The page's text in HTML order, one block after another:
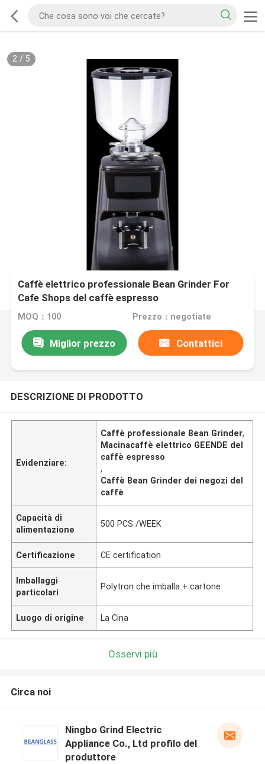
2/ 5
Caffè elettrico professionale Bean Grinder For
Cafe Shops del caffè espresso
MOQ：100 Prezzo：negotiate
Miglior prezzo Contattici
DESCRIZIONE DI PRODOTTO
Evidenziare:
Caffè professionale Bean Grinder,
Macinacaffè elettrico GEENDE del
caffè espresso
,
Caffè Bean Grinder dei negozi del
caffè
Capacità di
alimentazione
500 PCS /WEEK
Certificazione CE certification
Imballaggi
particolari
Polytron che imballa + cartone
Luogo di origine La Cina
Osservi più
Circa noi
Ningbo Grind Electric
Appliance Co., Ltd profilo del
produttore